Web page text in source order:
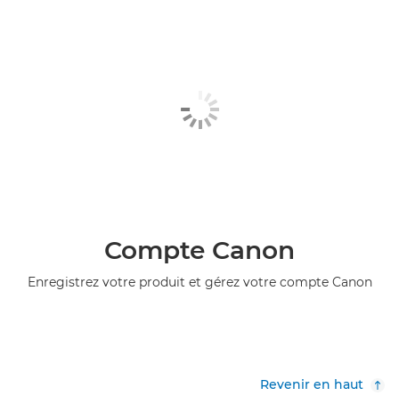
Compte Canon
Enregistrez votre produit et gérez votre compte Canon
Revenir en haut